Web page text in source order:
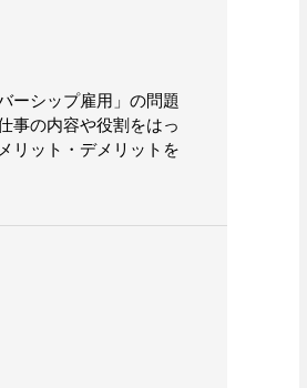
ーシップ雇用」の問題
事の内容や役割をはっ
リット・デメリットを